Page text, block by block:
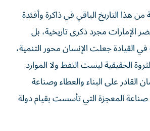
هذا التاريخ الباقي في ذاكرة وأفئدة
الإمارات مجرد ذكرى تاريخية، بل
القيادة جعلت الإنسان محور التنمية،
الحقيقية ليست النفط ولا الموارد
القادر على البناء والعطاء وصناعة
المعجزة التي تأسست بقيام دولة